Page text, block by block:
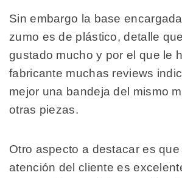
Sin embargo la base
zumo es de plástico, detalle
gustado mucho y por el que le
fabricante muchas reviews
mejor una bandeja del mismo
otras piezas.
Otro aspecto a destacar es
atención del cliente es